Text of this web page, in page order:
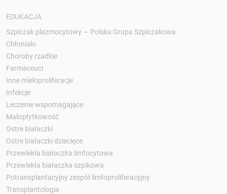
EDUKACJA
Szpiczak plazmocytowy — Polska Grupa Szpiczakowa
Chłoniaki
Choroby rzadkie
Farmaceuci
Inne mieloproliferacje
Infekcje
Leczenie wspomagające
Małopłytkowość
Ostre białaczki
Ostre białaczki dziecięce
Przewlekła białaczka limfocytowa
Przewlekła białaczka szpikowa
Potransplantacyjny zespół limfoproliferacyjny
Transplantologia